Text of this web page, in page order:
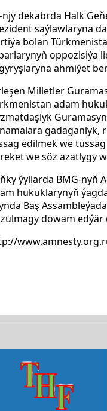
njy dekabrda Halk
saýlawlaryna
bolan
oppozisiýa
ähmiýet
Milletler
adam
gadaganlyk,
edilmek we
we söz azatlygy
ýyllarda BMG-nyň
hukuklarynyň
Baş
dowam edýär